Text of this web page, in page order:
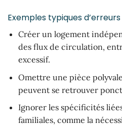
Exemples typiques
Créer un logement
des flux de circulation,
excessif.
Omettre une pièce
peuvent se retrouver
Ignorer les spécificités
familiales, comme la